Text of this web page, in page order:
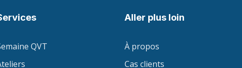
QVT
Aller plus loin
À propos
Cas clients